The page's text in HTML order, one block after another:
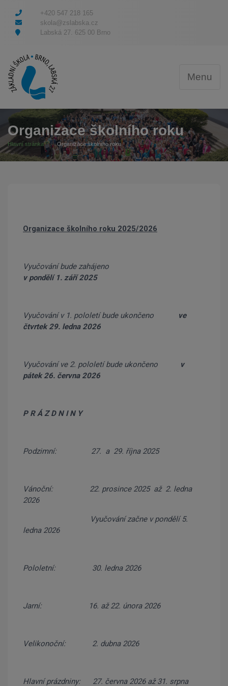
+420 547 218 165
skola@zslabska.cz
Labská 27. 625 00 Brno
Menu
Organizace školního roku
Hlavní stránka Organizace školního roku
Organizace školního roku 2025/2026
Vyučování bude zahájeno
v pondělí 1. září 2025
Vyučování v 1. pololetí bude ukončeno
ve
čtvrtek 29. ledna 2026
Vyučování ve 2. pololetí bude ukončeno
v
pátek 26. června 2026
P R Á Z D N I N Y
Podzimní: 27. a 29. října 2025
Vánoční: 22. prosince 2025 až 2. ledna
2026
Vyučování začne v pondělí 5.
ledna 2026
Pololetní: 30. ledna 2026
Jarní: 16. až 22. února 2026
Velikonoční: 2. dubna 2026
Hlavní prázdniny: 27. června 2026 až 31. srpna